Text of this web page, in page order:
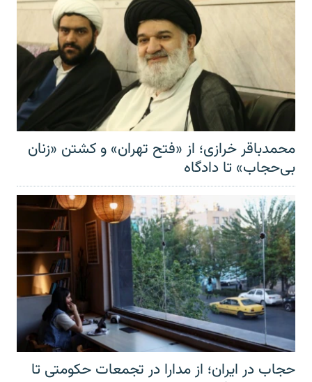
محمدباقر خرازی؛ از «فتح تهران» و کشتن «زنان
بی‌حجاب» تا دادگاه
حجاب در ایران؛ از مدارا در تجمعات حکومتی تا